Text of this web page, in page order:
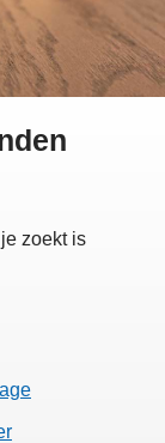
zoekt is